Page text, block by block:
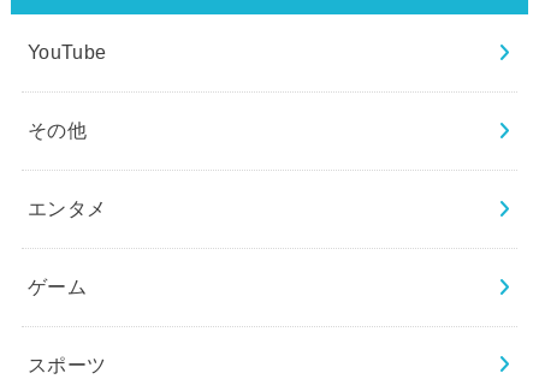
YouTube
その他
エンタメ
ゲーム
スポーツ